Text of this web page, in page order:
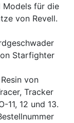
für die
von Revell.
Starfighter
von
Tracker
11, 12 und 13.